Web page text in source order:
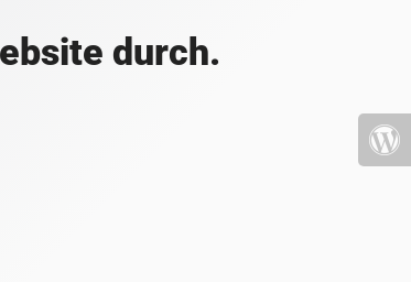
durch.